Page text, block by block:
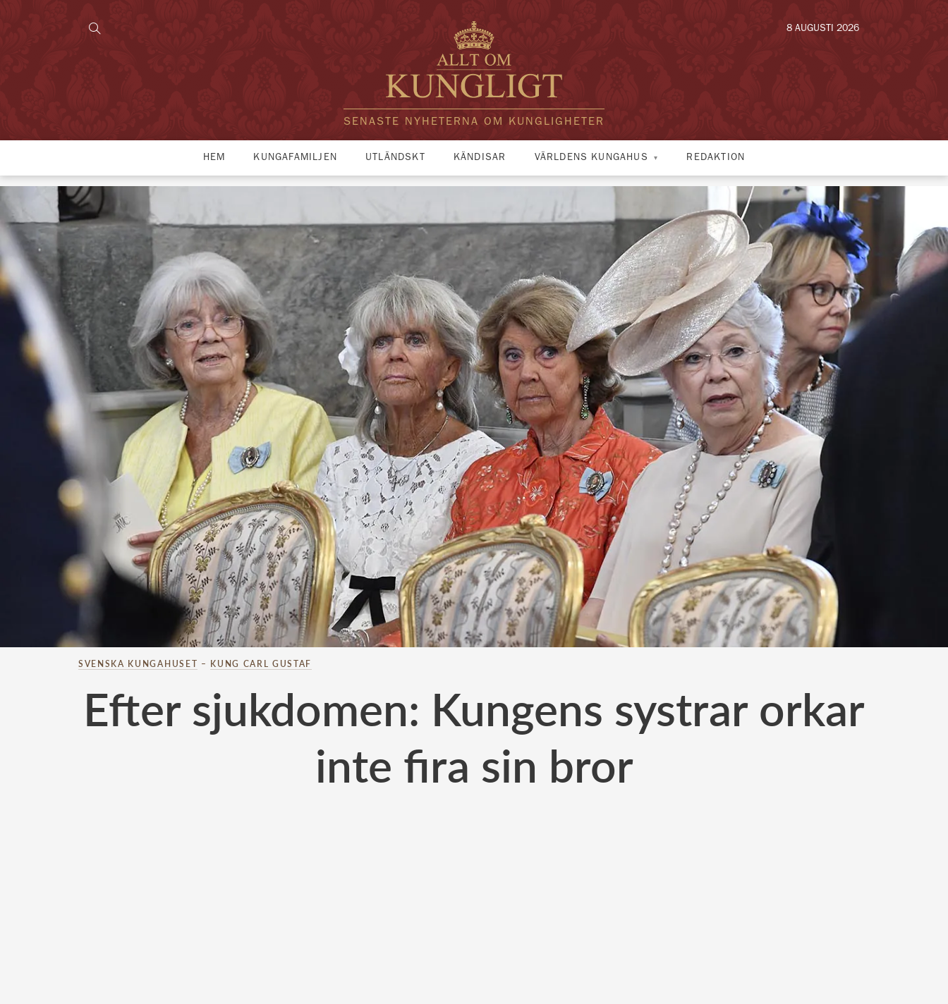
SENASTE NYHETERNA OM KUNGLIGHETER
8 AUGUSTI 2026
HEM KUNGAFAMILJEN UTLÄNDSKT KÄNDISAR VÄRLDENS KUNGAHUS REDAKTION
SVENSKA KUNGAHUSET – KUNG CARL GUSTAF
Efter sjukdomen: Kungens systrar orkar
inte fira sin bror